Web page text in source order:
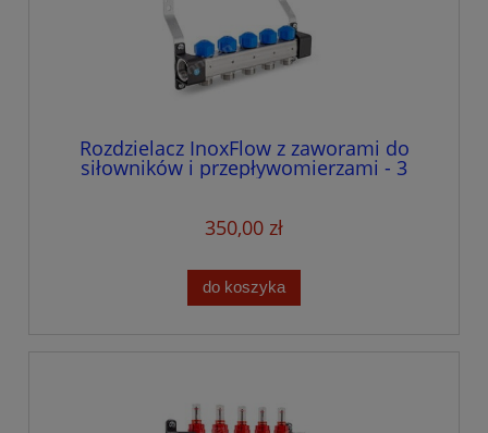
Rozdzielacz InoxFlow z zaworami do
siłowników i przepływomierzami - 3
obwodów
350,00 zł
do koszyka